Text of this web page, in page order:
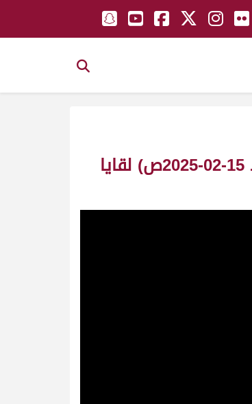
ش7 العزره لـ سعيد محمد عبدالله بالحب العامري (مهرجان صاحب السمو الأمير الوالد 15-02-2025ص) لقايا